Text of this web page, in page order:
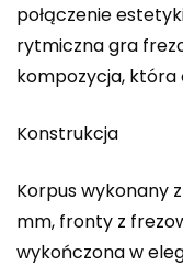
połączenie
rytmiczna gra
kompozycja, która
Konstrukcja
Korpus wykonany
mm, fronty z
wykończona w